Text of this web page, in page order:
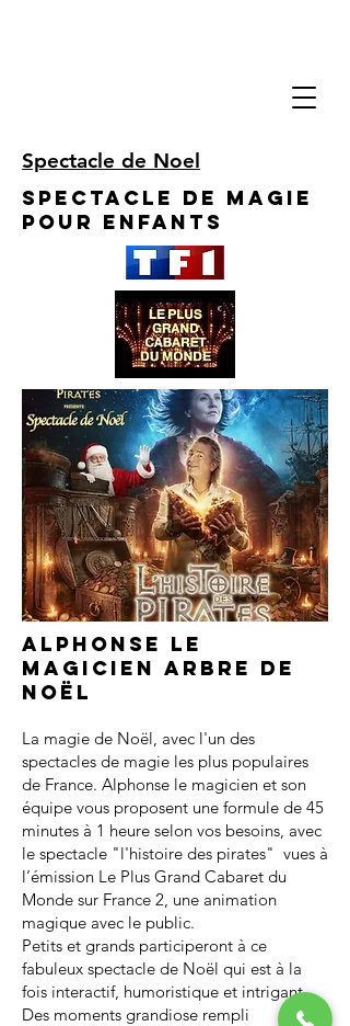
Spectacle de Noel
Spectacle de Magie
pour enfants
Alphonse le
magicien arbre de
noël
La magie de Noël, avec l'un des
spectacles de magie les plus populaires
de France. Alphonse le magicien et son
équipe vous proposent une formule de 45
minutes à 1 heure selon vos besoins, avec
le spectacle "l'histoire des pirates" vues à
l’émission Le Plus Grand Cabaret du
Monde sur France 2, une animation
magique avec le public.
Petits et grands participeront à ce
fabuleux spectacle de Noël qui est à la
fois interactif, humoristique et intrigant.
Des moments grandiose rempli